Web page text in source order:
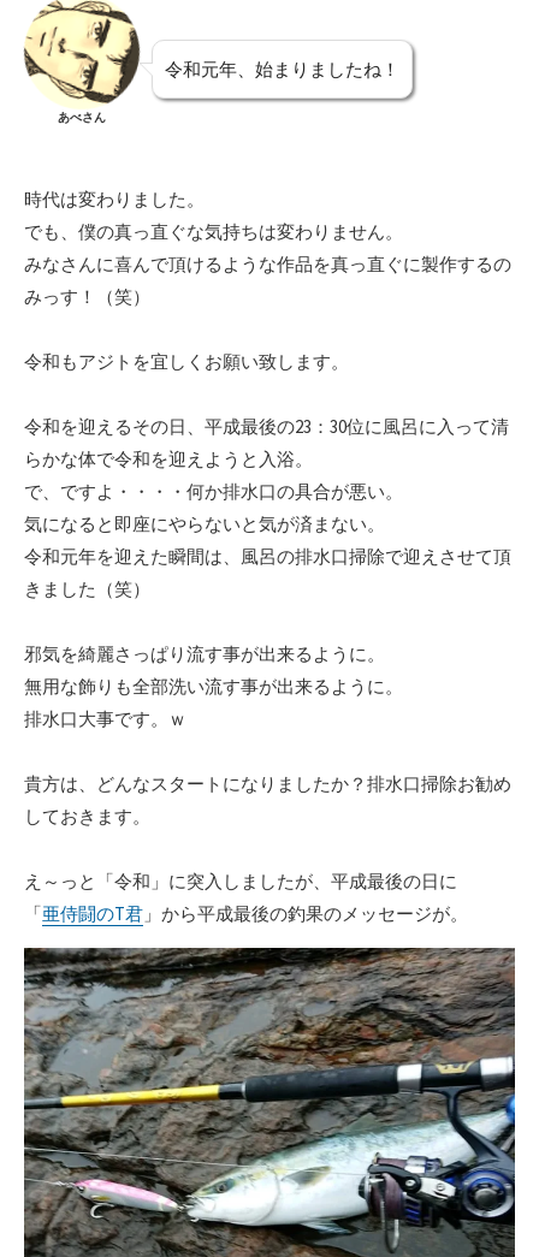
あべさん
令和元年、始まりましたね！
時代は変わりました。
でも、僕の真っ直ぐな気持ちは変わりません。
みなさんに喜んで頂けるような作品を真っ直ぐに製作するの
みっす！（笑）
令和もアジトを宜しくお願い致します。
令和を迎えるその日、平成最後の23：30位に風呂に入って清
らかな体で令和を迎えようと入浴。
で、ですよ・・・・何か排水口の具合が悪い。
気になると即座にやらないと気が済まない。
令和元年を迎えた瞬間は、風呂の排水口掃除で迎えさせて頂
きました（笑）
邪気を綺麗さっぱり流す事が出来るように。
無用な飾りも全部洗い流す事が出来るように。
排水口大事です。ｗ
貴方は、どんなスタートになりましたか？排水口掃除お勧め
しておきます。
え～っと「令和」に突入しましたが、平成最後の日に
「亜侍闘のT君 」から平成最後の釣果のメッセージが。